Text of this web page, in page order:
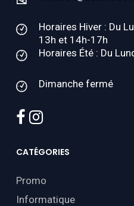
Horaires Hiver : Du
13h et 14h-17h
Horaires Été : Du
Dimanche fermé
facebook
instagram
CATÉGORIES
Promo
Informatique